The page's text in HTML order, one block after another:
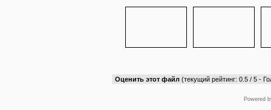
Оценить этот файл (текущий рейтинг: 0.5 / 5 -
Powered